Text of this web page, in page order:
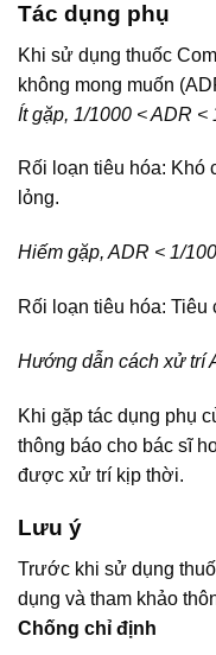
Tác dụng phụ
Khi sử dụng thuốc
không mong muốn
Ít gặp, 1/1000 < ADR <
Rối loạn tiêu hóa: Khó
lỏng.
Hiếm gặp, ADR < 1/
Rối loạn tiêu hóa: Tiêu
Hướng dẫn cách xử trí
Khi gặp tác dụng phụ
thông báo cho bác sĩ
được xử trí kịp thời.
Lưu ý
Trước khi sử dụng
dụng và tham khảo
Chống chỉ định